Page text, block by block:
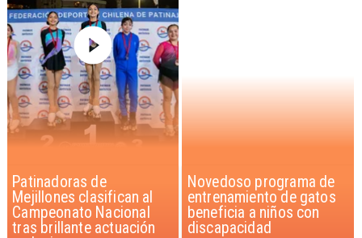
Novedoso programa de
entrenamiento de gatos
beneficia a niños con
discapacidad
Alarmante hábito en
jóvenes de 13 a 15 años
según encuesta del
Minsal